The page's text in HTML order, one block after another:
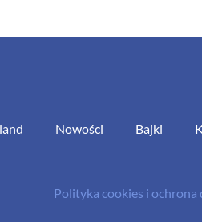
Nowości Bajki
Polityka cookies i ochrona